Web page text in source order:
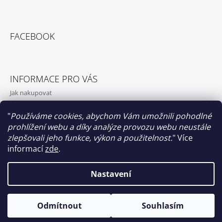
"Používáme cookies, abychom Vám umožnili pohodlné
prohlížení webu a díky analýze provozu webu neustále
zlepšovali jeho funkce, výkon a použitelnost."Více
informacízde.
Nastavení
Odmítnout Souhlasím
FACEBOOK
INFORMACE PRO VÁS
Jak nakupovat
Podmínky ochrany osobních údajů
O nás
© 2026 Papilio clothing. Všechna práva
vyhrazena.Upravit nastavení cookies